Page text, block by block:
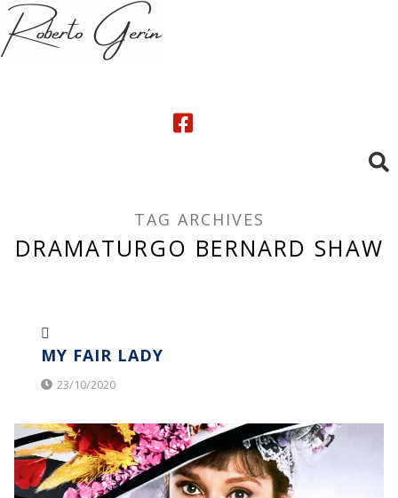
TAG ARCHIVES
DRAMATURGO BERNARD SHAW
MY FAIR LADY
23/10/2020